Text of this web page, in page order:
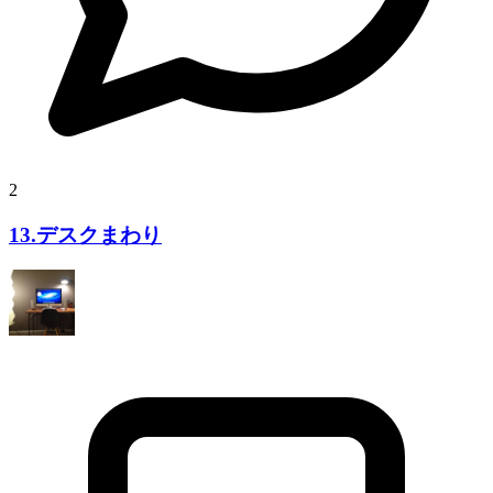
2
13.デスクまわり